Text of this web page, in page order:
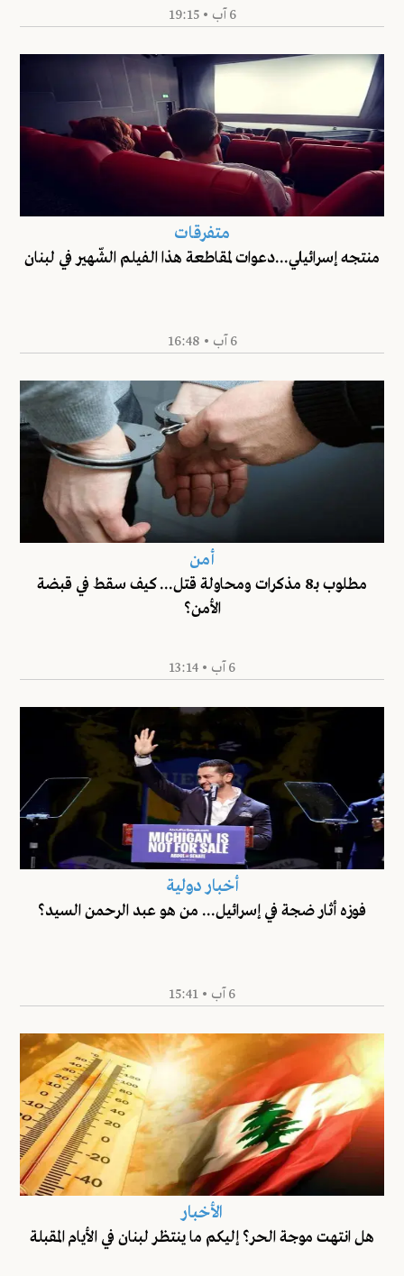
6 آب • 19:15
متفرقات
منتجه إسرائيلي...دعوات لمقاطعة هذا الفيلم الشّهير في لبنان
6 آب • 16:48
أمن
مطلوب بـ8 مذكرات ومحاولة قتل... كيف سقط في قبضة
الأمن؟
6 آب • 13:14
أخبار دولية
فوزه أثار ضجة في إسرائيل... من هو عبد الرحمن السيد؟
6 آب • 15:41
الأخبار
هل انتهت موجة الحر؟ إليكم ما ينتظر لبنان في الأيام المقبلة